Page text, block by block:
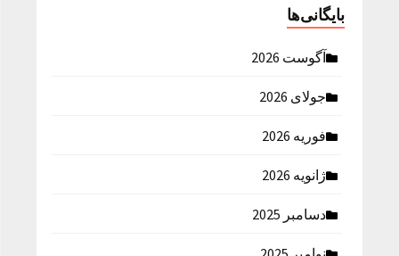
بایگانی‌ها
آگوست 2026
جولای 2026
فوریه 2026
ژانویه 2026
دسامبر 2025